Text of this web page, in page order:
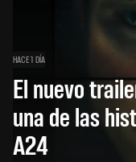
HACE 1 DÍA
El nuevo
una de las
A24